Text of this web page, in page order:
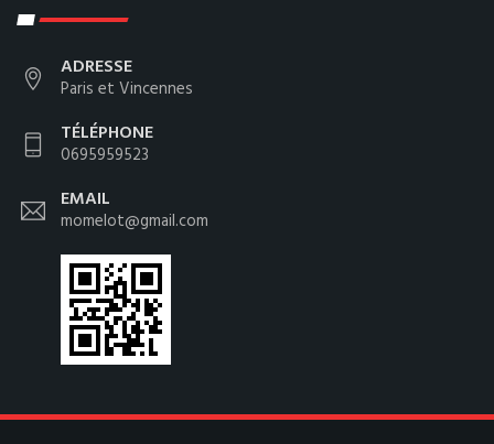
ADRESSE
Paris et Vincennes
TÉLÉPHONE
0695959523
EMAIL
momelot@gmail.com